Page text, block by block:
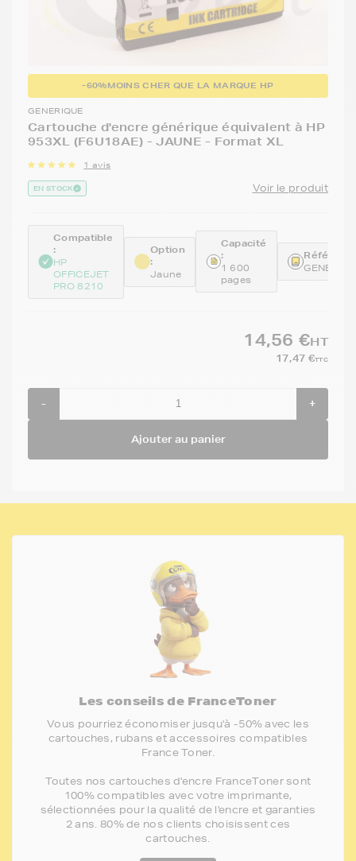
-60%MOINS CHER QUE LA MARQUE HP
GENERIQUE
Cartouche d'encre générique équivalent à HP
953XL (F6U18AE) - JAUNE - Format XL
1 avis
EN STOCK Voir le produit
Compatible
:
HP
OFFICEJET
PRO 8210
Option
:
Jaune
Capacité
:
1 600
pages
14,56 €HT
17,47 €TTC
- +
Ajouter au panier
Les conseils de FranceToner
Vous pourriez économiser jusqu'à -50% avec les
cartouches, rubans et accessoires compatibles
France Toner.
Toutes nos cartouches d'encre FranceToner sont
100% compatibles avec votre imprimante,
sélectionnées pour la qualité de l'encre et garanties
2 ans. 80% de nos clients choisissent ces
cartouches.